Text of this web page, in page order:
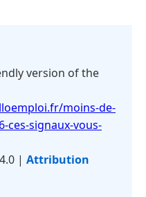
version of the
moins-de-
ces-signaux-vous-
| Attribution